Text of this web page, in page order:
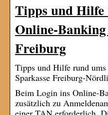
Tipps und Hilfe
Online-
Freiburg
Tipps und Hilfe rund
Sparkasse Freiburg-
Beim Login ins Online-
zusätzlich zu